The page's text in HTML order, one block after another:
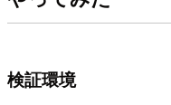
検証環境